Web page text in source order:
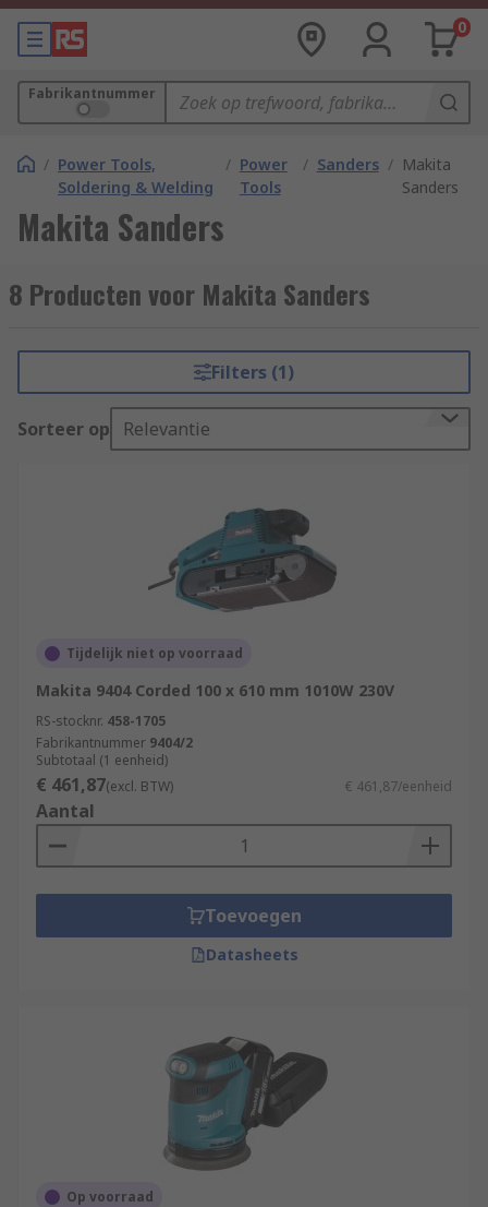
0
Fabrikantnummer
/ Power Tools,
Soldering & Welding
/ Power
Tools
/ Sanders / Makita
Sanders
Makita Sanders
8 Producten voor Makita Sanders
Filters (1)
Sorteer op Relevantie
Tijdelijk niet op voorraad
Makita 9404 Corded 100 x 610 mm 1010W 230V
RS-stocknr. 458-1705
Fabrikantnummer 9404/2
Subtotaal (1 eenheid)
€ 461,87(excl. BTW) € 461,87/eenheid
Aantal
Toevoegen
Datasheets
Op voorraad